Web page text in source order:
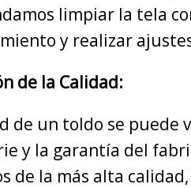
limpiar la tela
y realizar
de la Calidad:
de un toldo se
y la garantía del
de la más alta